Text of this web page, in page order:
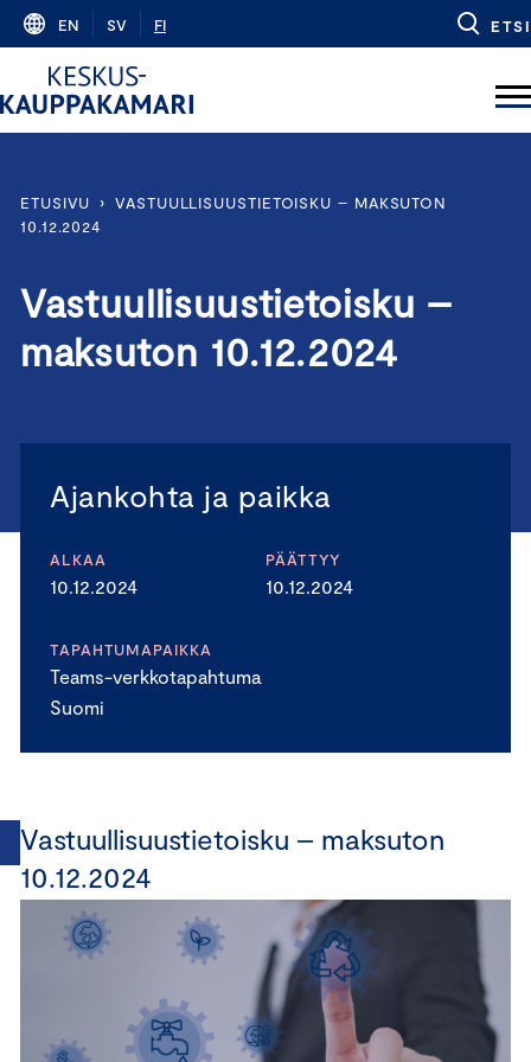
Skip
content
EN SV FI ETSI
ETUSIVU › VASTUULLISUUSTIETOISKU – MAKSUTON
10.12.2024
Vastuullisuustietoisku –
maksuton 10.12.2024
Ajankohta ja paikka
ALKAA
10.12.2024
PÄÄTTYY
10.12.2024
TAPAHTUMAPAIKKA
Teams-verkkotapahtuma
Suomi
Vastuullisuustietoisku – maksuton
10.12.2024